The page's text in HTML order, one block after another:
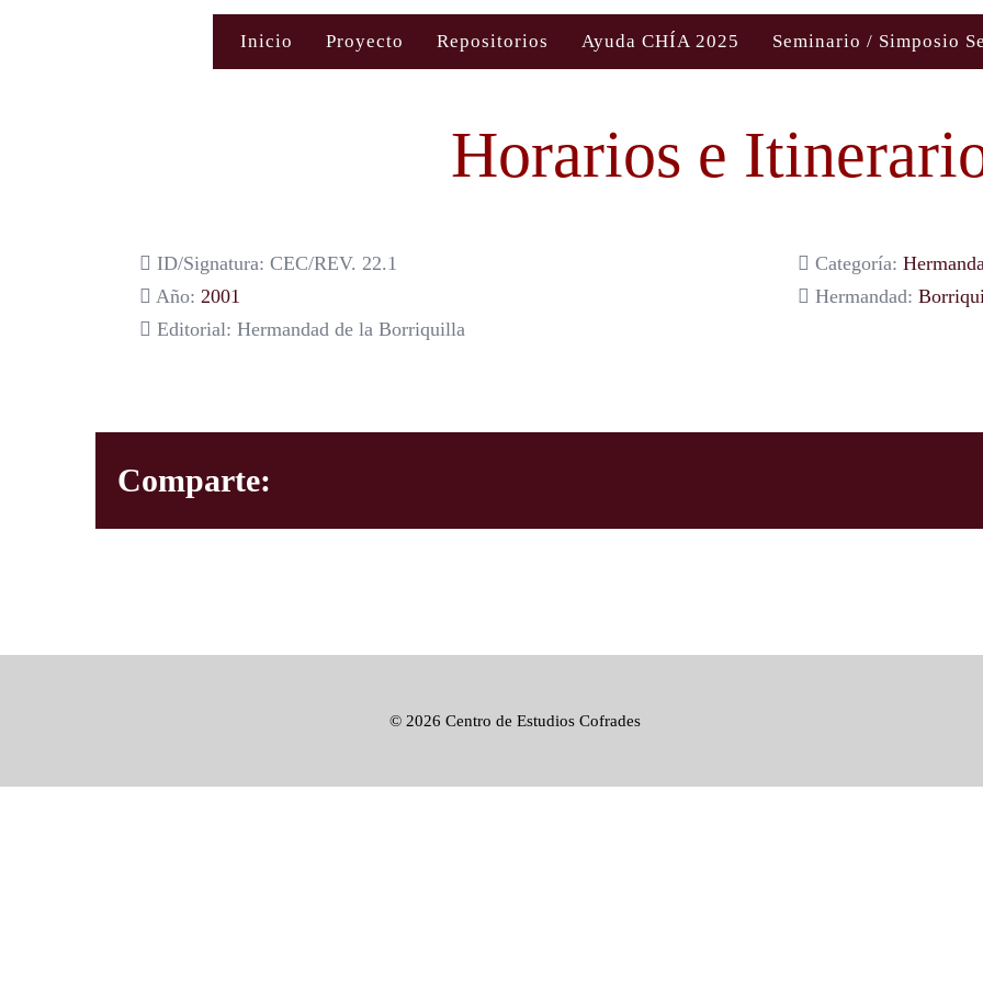
Inicio Proyecto Repositorios Ayuda CHÍA 2025 Seminario / Simposio
Horarios e
ID/Signatura: CEC/REV. 22.1
Año: 2001
Editorial: Hermandad de la Borriquilla
Categoría:
Hermandad:
Comparte:
© 2026 Centro de Estudios Cofrades